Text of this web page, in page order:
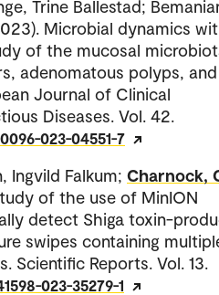
Trine Ballestad;
Microbial dynamics
of the mucosal
adenomatous polyps, and
Journal of Clinical
Diseases. Vol. 42.
023-04551-7
Ingvild Falkum; Charnock,
of the use of MinION
detect Shiga toxin-
swipes containing
Scientific Reports. Vol. 13.
023-35279-1